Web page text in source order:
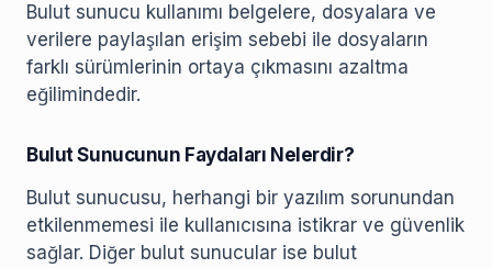
Bulut sunucu kullanımı belgelere, dosyalara ve
verilere paylaşılan erişim sebebi ile dosyaların
farklı sürümlerinin ortaya çıkmasını azaltma
eğilimindedir.
Bulut Sunucunun Faydaları Nelerdir?
Bulut sunucusu, herhangi bir yazılım sorunundan
etkilenmemesi ile kullanıcısına istikrar ve güvenlik
sağlar. Diğer bulut sunucular ise bulut